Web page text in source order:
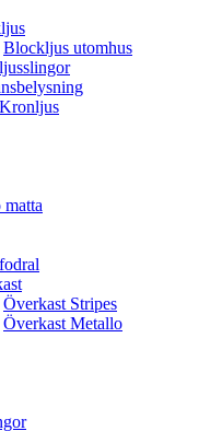
Blockljus utomhus
Överkast Stripes
Överkast Metallo